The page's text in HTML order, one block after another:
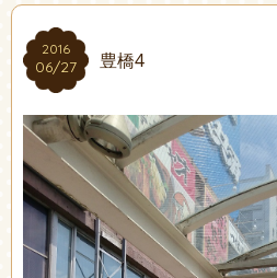
2016
06/27 豊橋4